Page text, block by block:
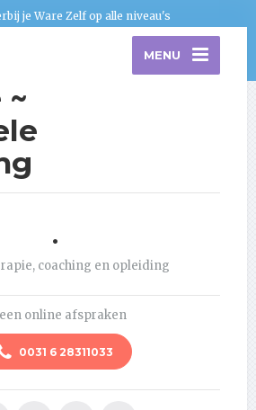
je Ware Zelf op alle niveau's
~
MENU
.
coaching en opleiding
online afspraken
0031 6 28311033